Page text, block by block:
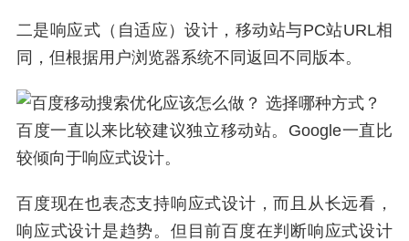
二是响应式（自适应）设计，移动站与PC站URL相
同，但根据用户浏览器系统不同返回不同版本。
选择哪种方式？
百度一直以来比较建议独立移动站。Google一直比
较倾向于响应式设计。
百度现在也表态支持响应式设计，而且从长远看，
响应式设计是趋势。但目前百度在判断响应式设计